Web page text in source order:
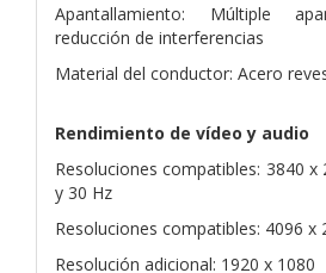
Apantallamiento: Múltiple
reducción de interferencias
Material del conductor: Acero
Rendimiento de vídeo y audio
Resoluciones compatibles: 3840 x
y 30 Hz
Resoluciones compatibles: 4096 x
Resolución adicional: 1920 x 1080